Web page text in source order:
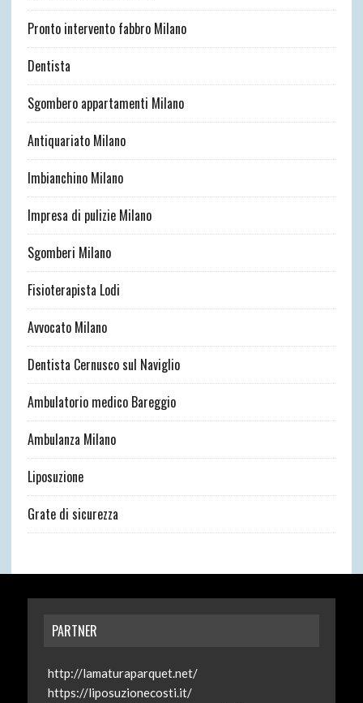
Pronto intervento fabbro Milano
Dentista
Sgombero appartamenti Milano
Antiquariato Milano
Imbianchino Milano
Impresa di pulizie Milano
Sgomberi Milano
Fisioterapista Lodi
Avvocato Milano
Dentista Cernusco sul Naviglio
Ambulatorio medico Bareggio
Ambulanza Milano
Liposuzione
Grate di sicurezza
PARTNER
http://lamaturaparquet.net/
https://liposuzionecosti.it/